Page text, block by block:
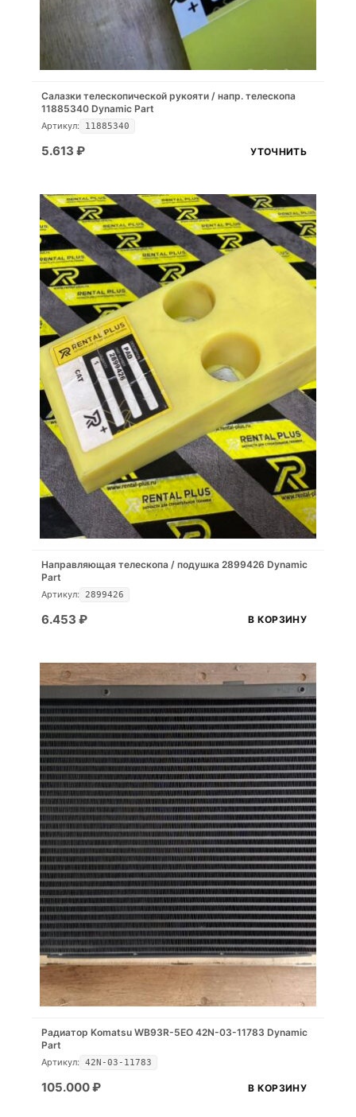
Салазки телескопической рукояти / напр. телескопа
11885340 Dynamic Part
Артикул: 11885340
5.613 ₽ УТОЧНИТЬ
Направляющая телескопа / подушка 2899426 Dynamic
Part
Артикул: 2899426
6.453 ₽ В КОРЗИНУ
Радиатор Komatsu WB93R-5EO 42N-03-11783 Dynamic
Part
Артикул: 42N-03-11783
105.000₽ В КОРЗИНУ